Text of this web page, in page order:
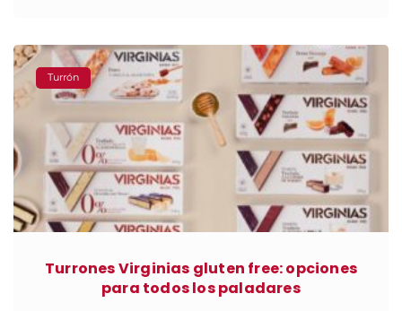
Turrón
Turrones Virginias gluten free: opciones
para todos los paladares